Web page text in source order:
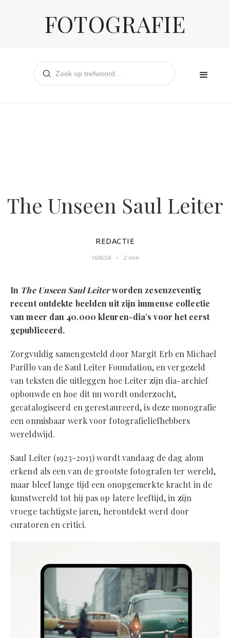
FOTOGRAFIE
The Unseen Saul Leiter
REDACTIE
16/8/24 2 min
In The Unseen Saul Leiterworden zesenzeventig
recent ontdekte beelden uit zijn immense collectie
van meer dan 40.000 kleuren-dia’s voor het eerst
gepubliceerd.
Zorgvuldig samengesteld door Margit Erb en Michael
Parillo van de Saul Leiter Foundation, en vergezeld
van teksten die uitleggen hoe Leiter zijn dia-archief
opbouwde en hoe dit nu wordt onderzocht,
gecatalogiseerd en gerestaureerd, is deze monografie
een onmisbaar werk voor fotografieliefhebbers
wereldwijd.
Saul Leiter (1923-2013) wordt vandaag de dag alom
erkend als een van de grootste fotografen ter wereld,
maar bleef lange tijd een onopgemerkte kracht in de
kunstwereld tot hij pas op latere leeftijd, in zijn
vroege tachtigste jaren, herontdekt werd door
curatoren en critici.